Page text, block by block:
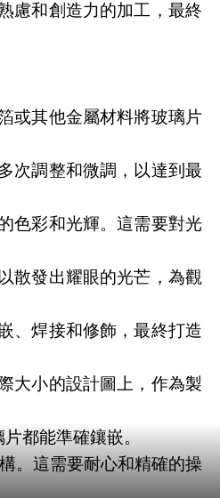
慮和創造力的加工，最終
或其他金屬材料將玻璃片
次調整和微調，以達到最
色彩和光輝。這需要對光
散發出耀眼的光芒，為觀
、焊接和修飾，最終打造
大小的設計圖上，作為製
都能準確鑲嵌。
。這需要耐心和精確的操